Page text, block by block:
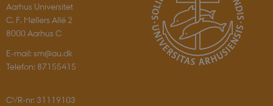
Aarhus Universitet
C. F. Møllers Allé 2
8000 Aarhus C
E-mail: sm@au.dk
Telefon: 87155415
CVR-nr: 31119103
PHPSESSID PHP.net